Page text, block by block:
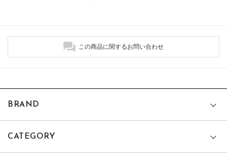
この商品に関するお問い合わせ
BRAND
CATEGORY